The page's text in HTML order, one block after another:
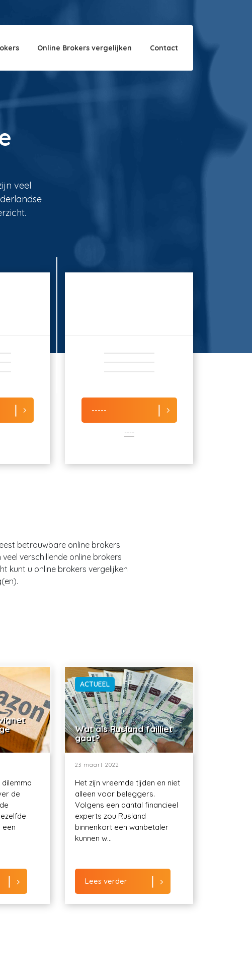
Online Brokers vergelijken Contact
veel
-----
----
betrouwbare online brokers
verschillende online brokers
kunt u online brokers vergelijken
de
een
ACTUEEL
Wat als Rusland failliet
gaat?
23 maart 2022
Het zijn vreemde tijden en niet
alleen voor beleggers.
Volgens een aantal financieel
experts zou Rusland
binnenkort een wanbetaler
kunnen w...
Lees verder